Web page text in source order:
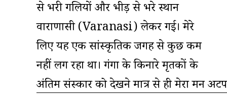
से भरी गलियों और भीड़ से भरे स्थान
वाराणासी (Varanasi) लेकर गई। मेरे
लिए यह एक सांस्कृतिक जगह से कुछ कम
नहीं लग रहा था। गंगा के किनारे मृतकों के
अंतिम संस्कार को देखने मात्र से ही मेरा मन